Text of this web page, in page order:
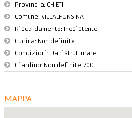
Provincia: CHIETI
Comune: VILLALFONSINA
Riscaldamento: Inesistente
Cucina: Non definite
Condizioni: Da ristrutturare
Giardino: Non definite 700
MAPPA